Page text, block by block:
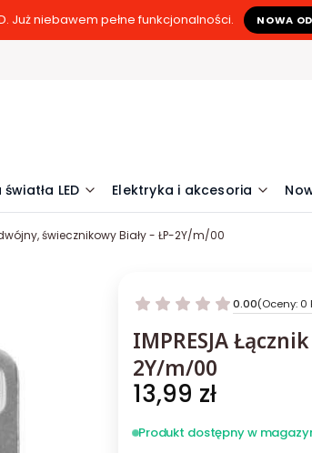
Już niebawem pełne funkcjonalności. NOWA
LED Elektryka i akcesoria
świecznikowy Biały - ŁP-2Y/m/00
0.00(Oceny: 0
IMPRESJA
2Y/m/00
Cena
13,99 zł
Produkt dostępny w